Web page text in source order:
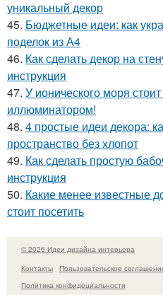
уникальный декор
45. Бюджетные идеи: как
поделок из А4
46. Как сделать декор на
инструкция
47. У ионического моря
иллюминатором!
48. 4 простые идеи декора:
пространство без хлопот
49. Как сделать простую
инструкция
50. Какие менее известные
стоит посетить
© 2026 Идеи дизайна интерьера
Контакты
Пользовательское
Политика конфидециальности